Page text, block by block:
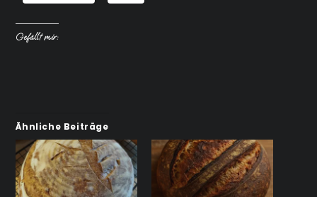
Gefällt mir:
Ähnliche Beiträge